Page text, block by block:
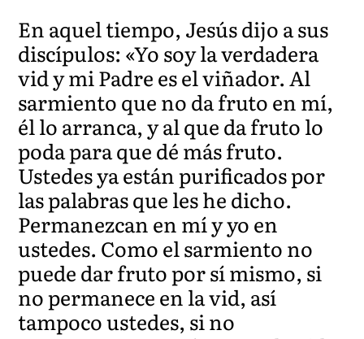
En aquel tiempo, Jesús dijo a sus
discípulos: «Yo soy la verdadera
vid y mi Padre es el viñador. Al
sarmiento que no da fruto en mí,
él lo arranca, y al que da fruto lo
poda para que dé más fruto.
Ustedes ya están purificados por
las palabras que les he dicho.
Permanezcan en mí y yo en
ustedes. Como el sarmiento no
puede dar fruto por sí mismo, si
no permanece en la vid, así
tampoco ustedes, si no